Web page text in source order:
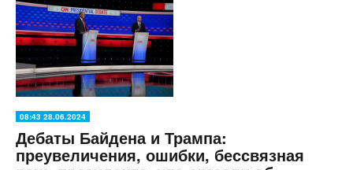
08:43 28.06.2024
Дебаты Байдена и Трампа:
преувеличения, ошибки, бессвязная